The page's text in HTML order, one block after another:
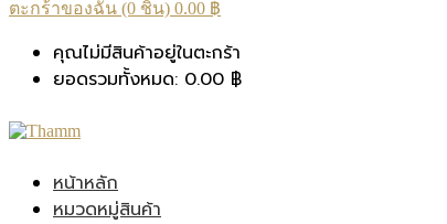
ตะกร้าของฉัน (0 ชิ้น) 0.00 ฿
คุณไม่มีสินค้าอยู่ในตะกร้า
ยอดรวมทั้งหมด: 0.00 ฿
หน้าหลัก
หมวดหมู่สินค้า